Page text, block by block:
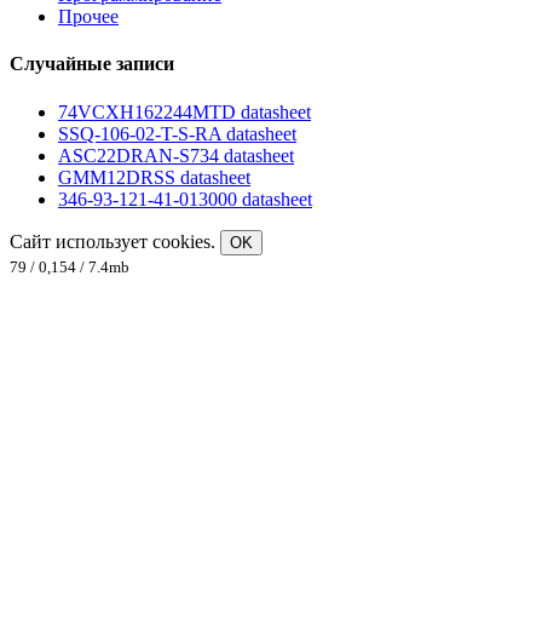
Прочее
Случайные записи
74VCXH162244MTD datasheet
SSQ-106-02-T-S-RA datasheet
ASC22DRAN-S734 datasheet
GMM12DRSS datasheet
346-93-121-41-013000 datasheet
Сайт использует cookies.
OK
79 / 0,154 / 7.4mb